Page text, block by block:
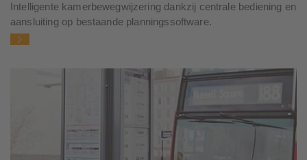
Intelligente kamerbewegwijzering dankzij centrale bediening en
aansluiting op bestaande planningssoftware.